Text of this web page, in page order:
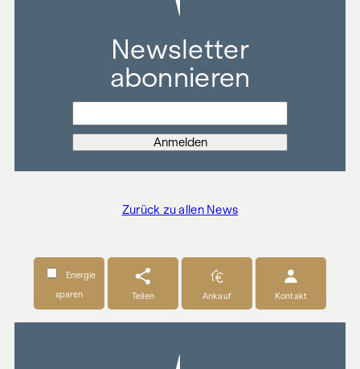
Newsletter
abonnieren
Zurück zu allen News
Energie
sparen
Teilen Ankauf Kontakt